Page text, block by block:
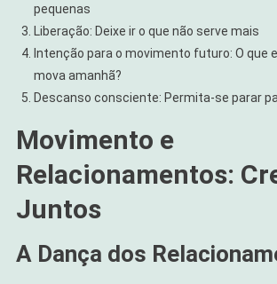
pequenas
Liberação: Deixe ir o que não serve mais
Intenção para o movimento futuro: O que
mova amanhã?
Descanso consciente: Permita-se parar
Movimento e
Relacionamentos:
Juntos
A Dança dos